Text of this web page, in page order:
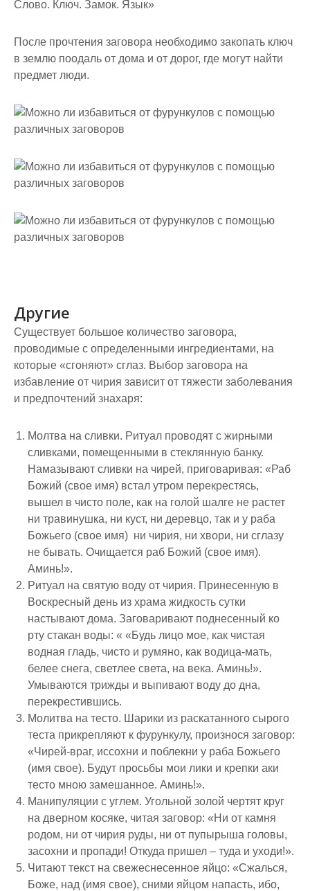
Слово. Ключ. Замок. Язык»
После прочтения заговора необходимо закопать ключ
в землю поодаль от дома и от дорог, где могут найти
предмет люди.
Другие
Существует большое количество заговора,
проводимые с определенными ингредиентами, на
которые «сгоняют» сглаз. Выбор заговора на
избавление от чирия зависит от тяжести заболевания
и предпочтений знахаря:
Молтва на сливки. Ритуал проводят с жирными
сливками, помещенными в стеклянную банку.
Намазывают сливки на чирей, приговаривая: «Раб
Божий (свое имя) встал утром перекрестясь,
вышел в чисто поле, как на голой шалге не растет
ни травинушка, ни куст, ни деревцо, так и у раба
Божьего (свое имя) ни чирия, ни хвори, ни сглазу
не бывать. Очищается раб Божий (свое имя).
Аминь!».
Ритуал на святую воду от чирия. Принесенную в
Воскресный день из храма жидкость сутки
настывают дома. Заговаривают поднесенный ко
рту стакан воды: « «Будь лицо мое, как чистая
водная гладь, чисто и румяно, как водица-мать,
белее снега, светлее света, на века. Аминь!».
Умываются трижды и выпивают воду до дна,
перекрестившись.
Молитва на тесто. Шарики из раскатанного сырого
теста прикрепляют к фурункулу, произнося заговор:
«Чирей-враг, иссохни и поблекни у раба Божьего
(имя свое). Будут просьбы мои лики и крепки аки
тесто мною замешанное. Аминь!».
Манипуляции с углем. Угольной золой чертят круг
на дверном косяке, читая заговор: «Ни от камня
родом, ни от чирия руды, ни от пупырыша головы,
засохни и пропади! Откуда пришел – туда и уходи!».
Читают текст на свежеснесенное яйцо: «Сжалься,
Боже, над (имя свое), сними яйцом напасть, ибо,